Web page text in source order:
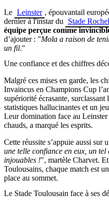
Le Leinster , épouvantail
dernier à l'instar du
Stade
équipe perçue comme
d’ajouter : "Mola a raison de
un fil."
Une confiance et des chiffres
Malgré ces mises en garde, les
Invaincus en Champions Cup
supériorité écrasante, surclassant
statistiques hallucinantes et un
Leur domination face au
chauds, a marqué les esprits.
Cette réussite s’appuie aussi sur
une telle confiance en eux, un tel
injouables !", martèle Charvet.
Toulousains, chaque match est
place au sommet.
Le Stade Toulousain face à ses